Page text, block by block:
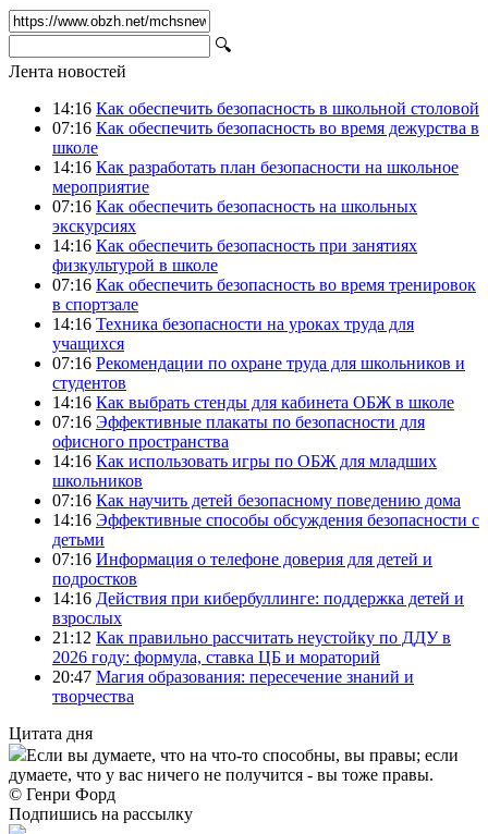
🔍
Лента новостей
14:16 Как обеспечить безопасность в школьной столовой
07:16 Как обеспечить безопасность во время дежурства в
школе
14:16 Как разработать план безопасности на школьное
мероприятие
07:16 Как обеспечить безопасность на школьных
экскурсиях
14:16 Как обеспечить безопасность при занятиях
физкультурой в школе
07:16 Как обеспечить безопасность во время тренировок
в спортзале
14:16 Техника безопасности на уроках труда для
учащихся
07:16 Рекомендации по охране труда для школьников и
студентов
14:16 Как выбрать стенды для кабинета ОБЖ в школе
07:16 Эффективные плакаты по безопасности для
офисного пространства
14:16 Как использовать игры по ОБЖ для младших
школьников
07:16 Как научить детей безопасному поведению дома
14:16 Эффективные способы обсуждения безопасности с
детьми
07:16 Информация о телефоне доверия для детей и
подростков
14:16 Действия при кибербуллинге: поддержка детей и
взрослых
21:12 Как правильно рассчитать неустойку по ДДУ в
2026 году: формула, ставка ЦБ и мораторий
20:47 Магия образования: пересечение знаний и
творчества
Цитата дня
Если вы думаете, что на что-то способны, вы правы; если
думаете, что у вас ничего не получится - вы тоже правы.
© Генри Форд
Подпишись на рассылку